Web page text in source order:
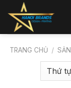
Chuyển
đến
TRANG CHỦ /